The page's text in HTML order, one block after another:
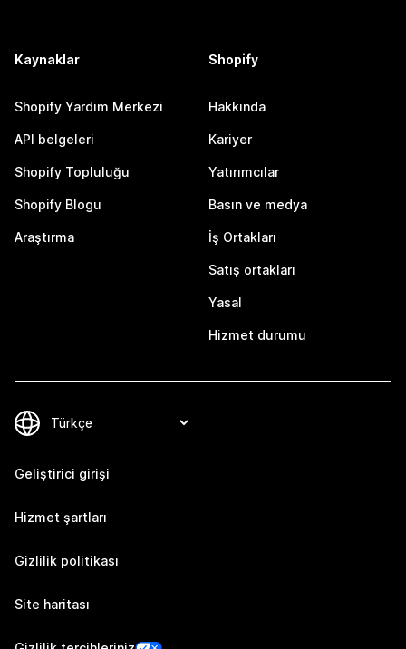
Kaynaklar
Shopify Yardım Merkezi
API belgeleri
Shopify Topluluğu
Shopify Blogu
Araştırma
Shopify
Hakkında
Kariyer
Yatırımcılar
Basın ve medya
İş Ortakları
Satış ortakları
Yasal
Hizmet durumu
Geliştirici girişi
Hizmet şartları
Gizlilik politikası
Site haritası